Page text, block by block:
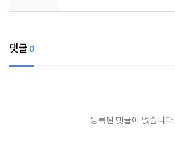
댓글 0
등록된 댓글이 없습니다.